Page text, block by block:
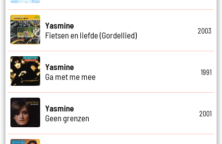
Yasmine
Fietsen en liefde (Gordellied)
2003
Yasmine
Ga met me mee
1991
Yasmine
Geen grenzen
2001